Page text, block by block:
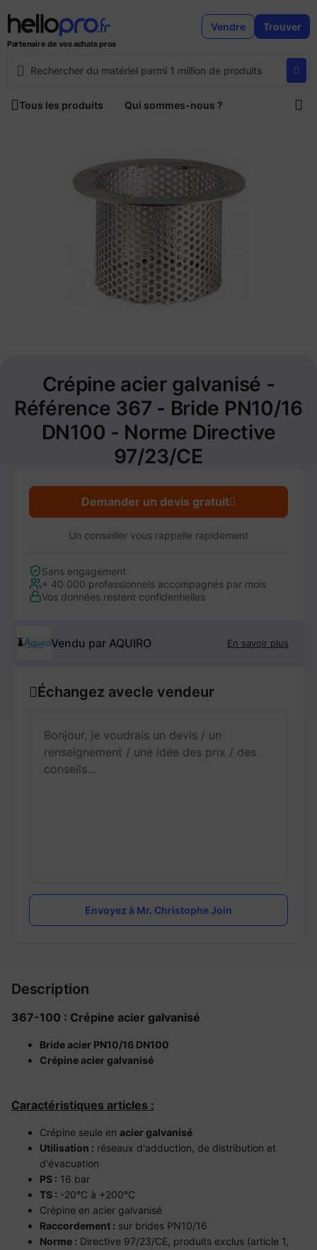
Partenaire de vos achats pros
Vendre Trouver
Tous les produits Qui sommes-nous ?
Crépine acier galvanisé -
Référence 367 - Bride PN10/16
DN100 - Norme Directive
97/23/CE
Demander un devis gratuit
Un conseiller vous rappelle rapidement
Sans engagement
+ 40 000 professionnels accompagnés par mois
Vos données restent confidentielles
Vendu par AQUIRO En savoir plus
Échangez avecle vendeur
Envoyez à Mr. Christophe Join
Description
367-100 : Crépine acier galvanisé
Bride acier PN10/16 DN100
Crépine acier galvanisé
Caractéristiques articles :
Crépine seule en acier galvanisé
Utilisation : réseaux d'adduction, de distribution et
d'évacuation
PS : 16 bar
TS : -20°C à +200°C
Crépine en acier galvanisé
Raccordement : sur brides PN10/16
Norme : Directive 97/23/CE, produits exclus (article 1,